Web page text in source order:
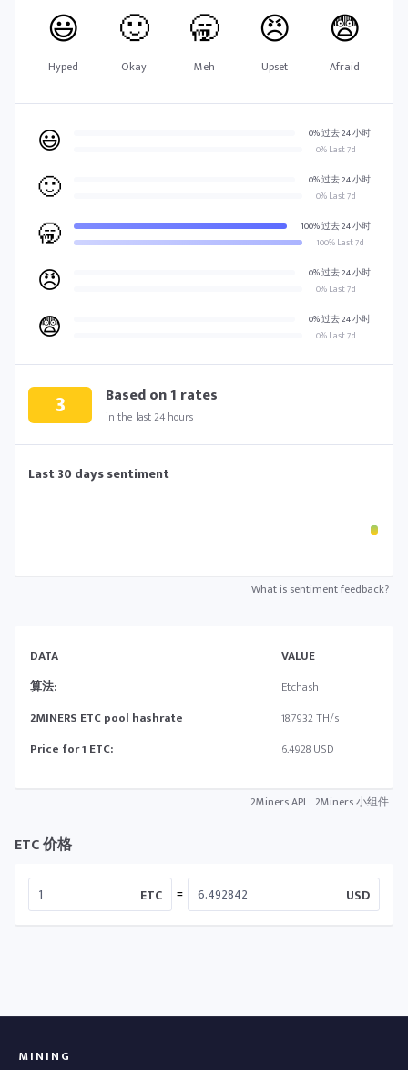
😃
Hyped
🙂
Okay
🥱
Meh
😠
Upset
😨
Afraid
😃
0% 过去 24 小时
0% Last 7d
🙂
0% 过去 24 小时
0% Last 7d
🥱
100% 过去 24 小时
100% Last 7d
😠
0% 过去 24 小时
0% Last 7d
😨
0% 过去 24 小时
0% Last 7d
3 Based on1 rates
in the last 24 hours
Last 30 days sentiment
What is sentiment feedback?
DATA
VALUE
算法:
Etchash
2MINERS ETC pool hashrate
18.7932 TH/s
Price for 1 ETC:
6.4928 USD
2Miners API 2Miners 小组件
ETC 价格
ETC = USD
MINING